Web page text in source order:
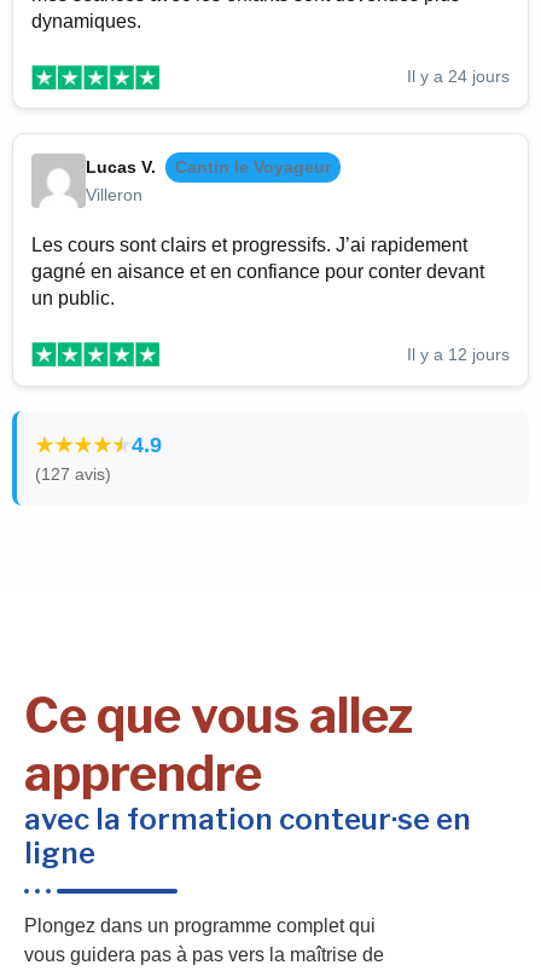
dynamiques.
Il y a 24 jours
Lucas V.
Cantin le Voyageur
Villeron
Les cours sont clairs et progressifs. J’ai rapidement
gagné en aisance et en confiance pour conter devant
un public.
Il y a 12 jours
4.9
(127 avis)
Ce que vous allez
apprendre
avec la formation conteur·se en
ligne
Plongez dans un programme complet qui
vous guidera pas à pas vers la maîtrise de